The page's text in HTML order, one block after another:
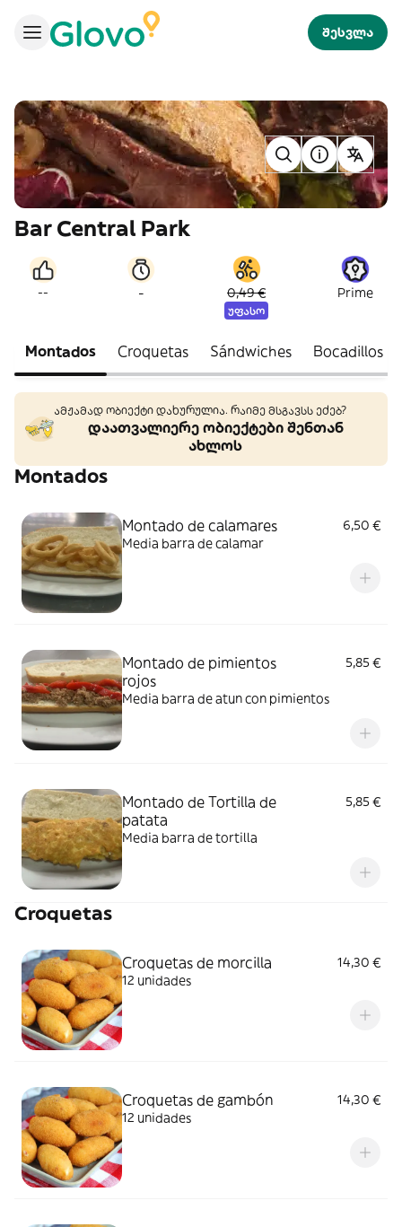
შესვლა
Bar Central Park
-- - 0,49 €
უფასო
Prime
Montados Croquetas Sándwiches Bocadillos
ამჟამად ობიექტი დახურულია. რაიმე მსგავსს ეძებ?
დაათვალიერე ობიექტები შენთან
ახლოს
Montados
Montado de calamares
6,50 €
Media barra de calamar
Montado de pimientos
rojos
5,85 €
Media barra de atun con pimientos
Montado de Tortilla de
patata
5,85 €
Media barra de tortilla
Croquetas
Croquetas de morcilla
14,30 €
12 unidades
Croquetas de gambón
14,30 €
12 unidades